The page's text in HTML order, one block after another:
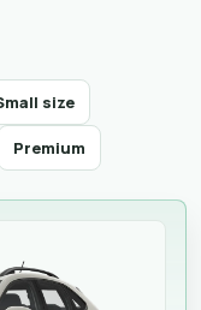
size
Premium